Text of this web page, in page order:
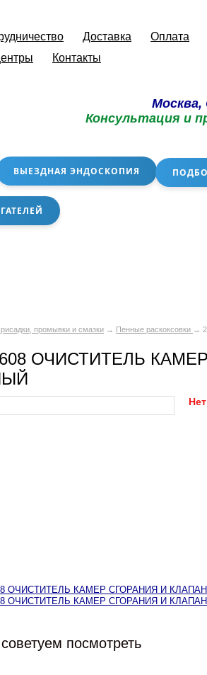
Доставка
Оплата
Контакты
Москва,
Консультация и
ВЫЕЗДНАЯ ЭНДОСКОПИЯ
промывки и смазки → Пенные раскоксовки →
ОЧИСТИТЕЛЬ
посмотреть